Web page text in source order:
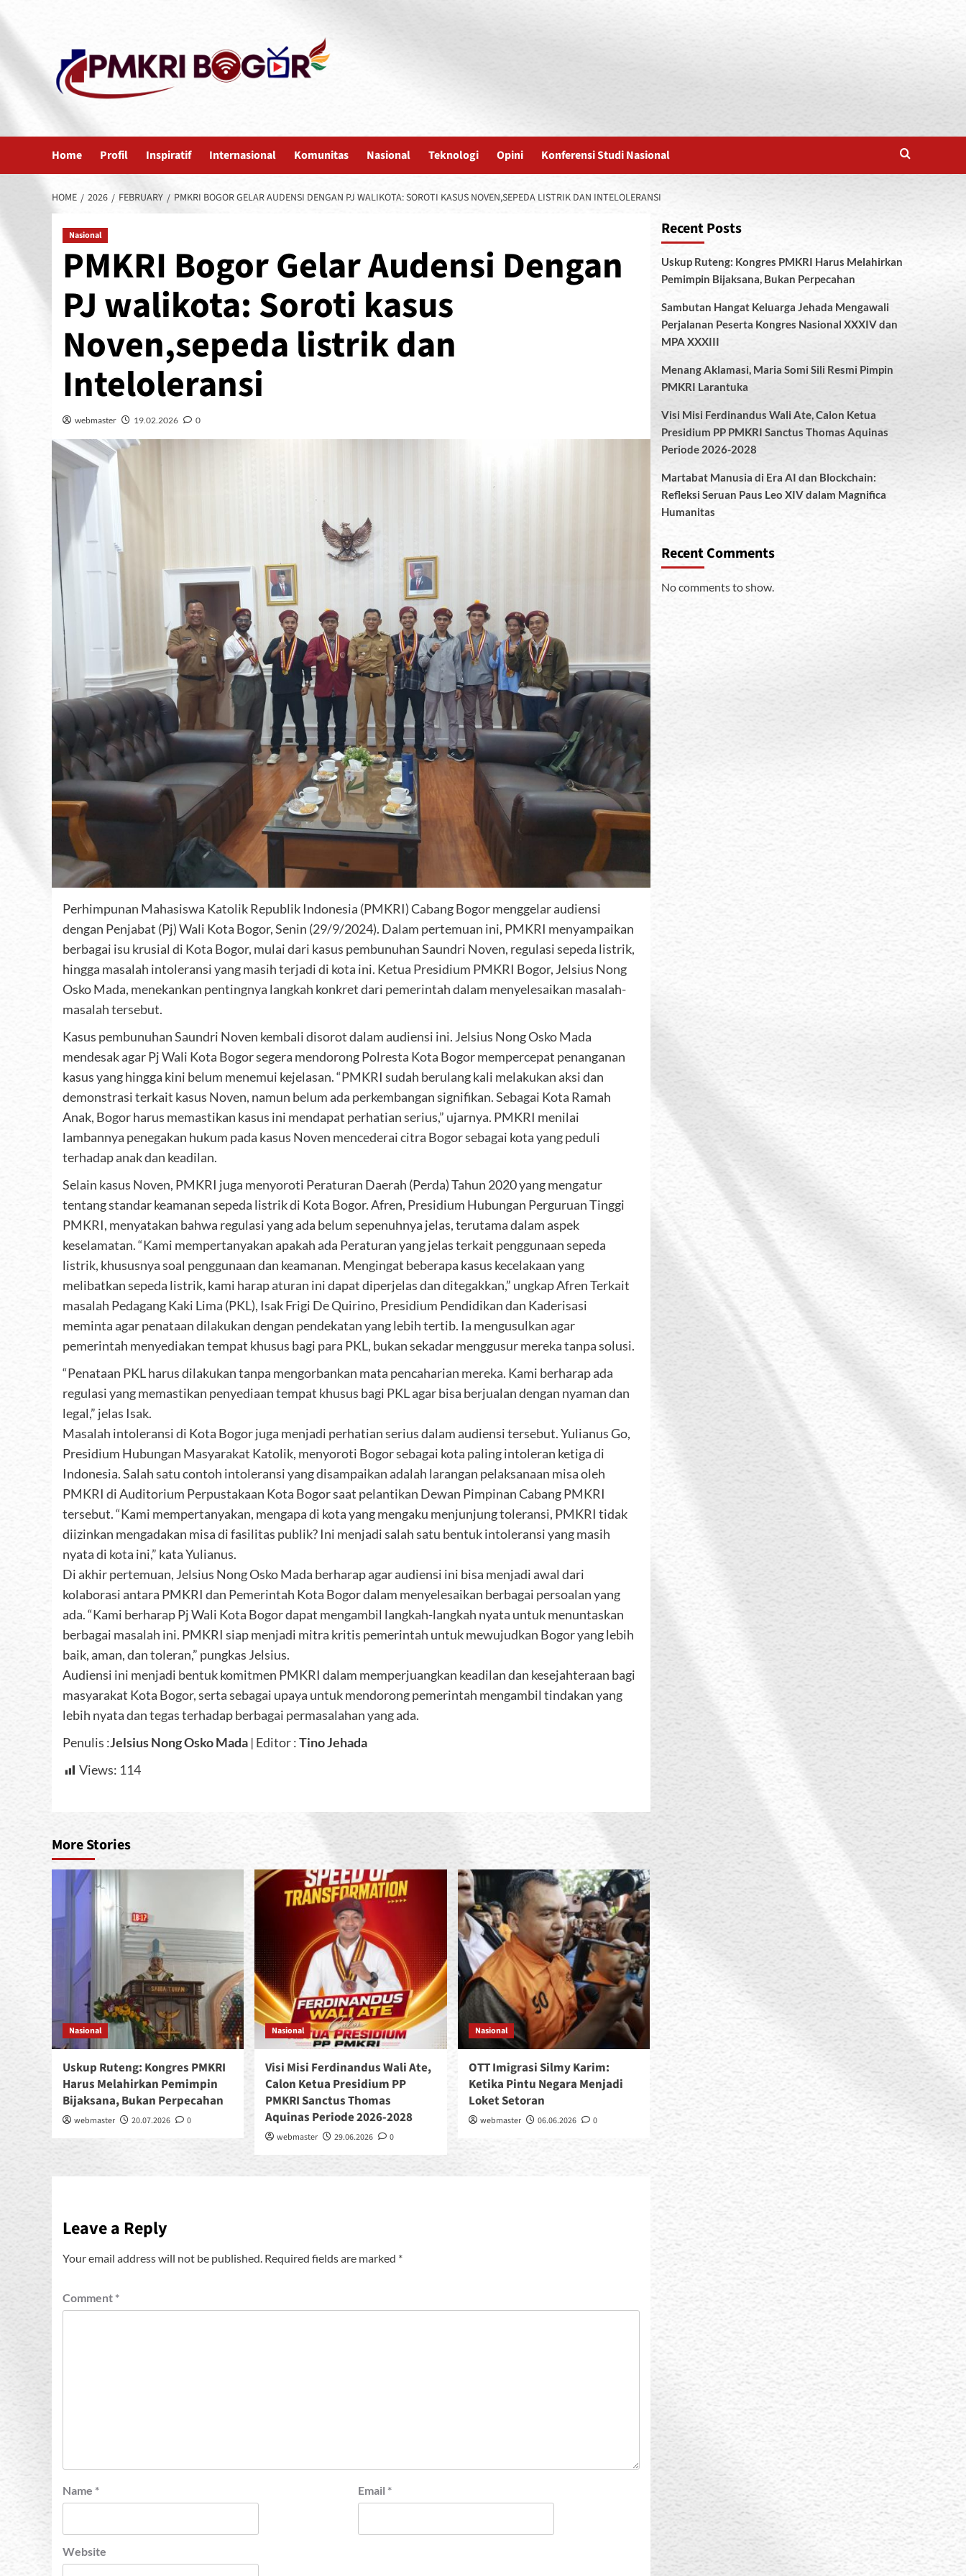
Home Profil Inspiratif Internasional Komunitas Nasional Teknologi Opini Konferensi Studi Nasional
HOME 2026 FEBRUARY PMKRI BOGOR GELAR AUDENSI DENGAN PJ WALIKOTA: SOROTI KASUS NOVEN,SEPEDA LISTRIK DAN INTELOLERANSI
Nasional
PMKRI Bogor Gelar Audensi Dengan
PJ walikota: Soroti kasus
Noven,sepeda listrik dan
Inteloleransi
webmaster 19.02.2026 0
Perhimpunan Mahasiswa Katolik Republik Indonesia (PMKRI) Cabang Bogor menggelar audiensi
dengan Penjabat (Pj) Wali Kota Bogor, Senin (29/9/2024). Dalam pertemuan ini, PMKRI menyampaikan
berbagai isu krusial di Kota Bogor, mulai dari kasus pembunuhan Saundri Noven, regulasi sepeda listrik,
hingga masalah intoleransi yang masih terjadi di kota ini. Ketua Presidium PMKRI Bogor, Jelsius Nong
Osko Mada, menekankan pentingnya langkah konkret dari pemerintah dalam menyelesaikan masalah-
masalah tersebut.
Kasus pembunuhan Saundri Noven kembali disorot dalam audiensi ini. Jelsius Nong Osko Mada
mendesak agar Pj Wali Kota Bogor segera mendorong Polresta Kota Bogor mempercepat penanganan
kasus yang hingga kini belum menemui kejelasan. “PMKRI sudah berulang kali melakukan aksi dan
demonstrasi terkait kasus Noven, namun belum ada perkembangan signifikan. Sebagai Kota Ramah
Anak, Bogor harus memastikan kasus ini mendapat perhatian serius,” ujarnya. PMKRI menilai
lambannya penegakan hukum pada kasus Noven mencederai citra Bogor sebagai kota yang peduli
terhadap anak dan keadilan.
Selain kasus Noven, PMKRI juga menyoroti Peraturan Daerah (Perda) Tahun 2020 yang mengatur
tentang standar keamanan sepeda listrik di Kota Bogor. Afren, Presidium Hubungan Perguruan Tinggi
PMKRI, menyatakan bahwa regulasi yang ada belum sepenuhnya jelas, terutama dalam aspek
keselamatan. “Kami mempertanyakan apakah ada Peraturan yang jelas terkait penggunaan sepeda
listrik, khususnya soal penggunaan dan keamanan. Mengingat beberapa kasus kecelakaan yang
melibatkan sepeda listrik, kami harap aturan ini dapat diperjelas dan ditegakkan,” ungkap Afren Terkait
masalah Pedagang Kaki Lima (PKL), Isak Frigi De Quirino, Presidium Pendidikan dan Kaderisasi
meminta agar penataan dilakukan dengan pendekatan yang lebih tertib. Ia mengusulkan agar
pemerintah menyediakan tempat khusus bagi para PKL, bukan sekadar menggusur mereka tanpa solusi.
“Penataan PKL harus dilakukan tanpa mengorbankan mata pencaharian mereka. Kami berharap ada
regulasi yang memastikan penyediaan tempat khusus bagi PKL agar bisa berjualan dengan nyaman dan
legal,” jelas Isak.
Masalah intoleransi di Kota Bogor juga menjadi perhatian serius dalam audiensi tersebut. Yulianus Go,
Presidium Hubungan Masyarakat Katolik, menyoroti Bogor sebagai kota paling intoleran ketiga di
Indonesia. Salah satu contoh intoleransi yang disampaikan adalah larangan pelaksanaan misa oleh
PMKRI di Auditorium Perpustakaan Kota Bogor saat pelantikan Dewan Pimpinan Cabang PMKRI
tersebut. “Kami mempertanyakan, mengapa di kota yang mengaku menjunjung toleransi, PMKRI tidak
diizinkan mengadakan misa di fasilitas publik? Ini menjadi salah satu bentuk intoleransi yang masih
nyata di kota ini,” kata Yulianus.
Di akhir pertemuan, Jelsius Nong Osko Mada berharap agar audiensi ini bisa menjadi awal dari
kolaborasi antara PMKRI dan Pemerintah Kota Bogor dalam menyelesaikan berbagai persoalan yang
ada. “Kami berharap Pj Wali Kota Bogor dapat mengambil langkah-langkah nyata untuk menuntaskan
berbagai masalah ini. PMKRI siap menjadi mitra kritis pemerintah untuk mewujudkan Bogor yang lebih
baik, aman, dan toleran,” pungkas Jelsius.
Audiensi ini menjadi bentuk komitmen PMKRI dalam memperjuangkan keadilan dan kesejahteraan bagi
masyarakat Kota Bogor, serta sebagai upaya untuk mendorong pemerintah mengambil tindakan yang
lebih nyata dan tegas terhadap berbagai permasalahan yang ada.
Penulis :Jelsius Nong Osko Mada | Editor :Tino Jehada
Views: 114
More Stories
Nasional
Uskup Ruteng: Kongres PMKRI
Harus Melahirkan Pemimpin
Bijaksana, Bukan Perpecahan
webmaster 20.07.2026 0
Nasional
Visi Misi Ferdinandus Wali Ate,
Calon Ketua Presidium PP
PMKRI Sanctus Thomas
Aquinas Periode 2026-2028
webmaster 29.06.2026 0
Nasional
OTT Imigrasi Silmy Karim:
Ketika Pintu Negara Menjadi
Loket Setoran
webmaster 06.06.2026 0
Leave a Reply
Your email address will not be published. Required fields are marked *
Comment *
Name * Email *
Website
Recent Posts
Uskup Ruteng: Kongres PMKRI Harus Melahirkan
Pemimpin Bijaksana, Bukan Perpecahan
Sambutan Hangat Keluarga Jehada Mengawali
Perjalanan Peserta Kongres Nasional XXXIV dan
MPA XXXIII
Menang Aklamasi, Maria Somi Sili Resmi Pimpin
PMKRI Larantuka
Visi Misi Ferdinandus Wali Ate, Calon Ketua
Presidium PP PMKRI Sanctus Thomas Aquinas
Periode 2026-2028
Martabat Manusia di Era AI dan Blockchain:
Refleksi Seruan Paus Leo XIV dalam Magnifica
Humanitas
Recent Comments
No comments to show.